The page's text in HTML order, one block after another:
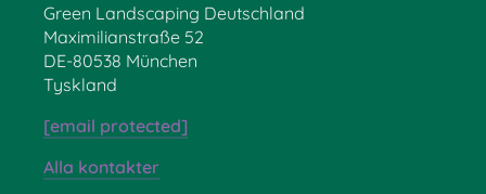
Green Landscaping Deutschland
Maximilianstraße 52
DE-80538 München
Tyskland
[email protected]
Alla kontakter